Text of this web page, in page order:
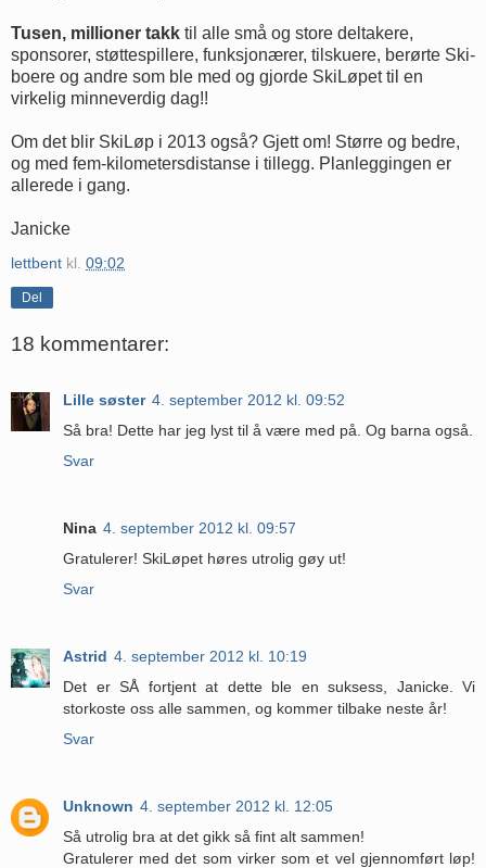
Tusen, millioner takk til alle små og store deltakere,
sponsorer, støttespillere, funksjonærer, tilskuere, berørte Ski-
boere og andre som ble med og gjorde SkiLøpet til en
virkelig minneverdig dag!!
Om det blir SkiLøp i 2013 også? Gjett om! Større og bedre,
og med fem-kilometersdistanse i tillegg. Planleggingen er
allerede i gang.
Janicke
lettbent kl. 09:02
Del
18 kommentarer:
Lille søster 4. september 2012 kl. 09:52
Så bra! Dette har jeg lyst til å være med på. Og barna også.
Svar
Nina 4. september 2012 kl. 09:57
Gratulerer! SkiLøpet høres utrolig gøy ut!
Svar
Astrid 4. september 2012 kl. 10:19
Det er SÅ fortjent at dette ble en suksess, Janicke. Vi
storkoste oss alle sammen, og kommer tilbake neste år!
Svar
Unknown 4. september 2012 kl. 12:05
Så utrolig bra at det gikk så fint alt sammen!
Gratulerer med det som virker som et vel gjennomført løp!